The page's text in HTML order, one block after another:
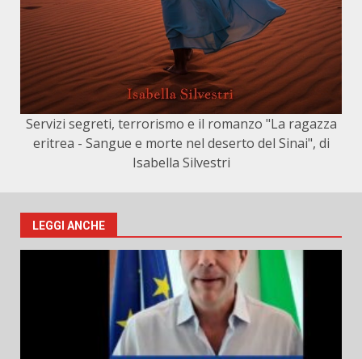
Servizi segreti, terrorismo e il romanzo "La ragazza
eritrea - Sangue e morte nel deserto del Sinai", di
Isabella Silvestri
LEGGI ANCHE